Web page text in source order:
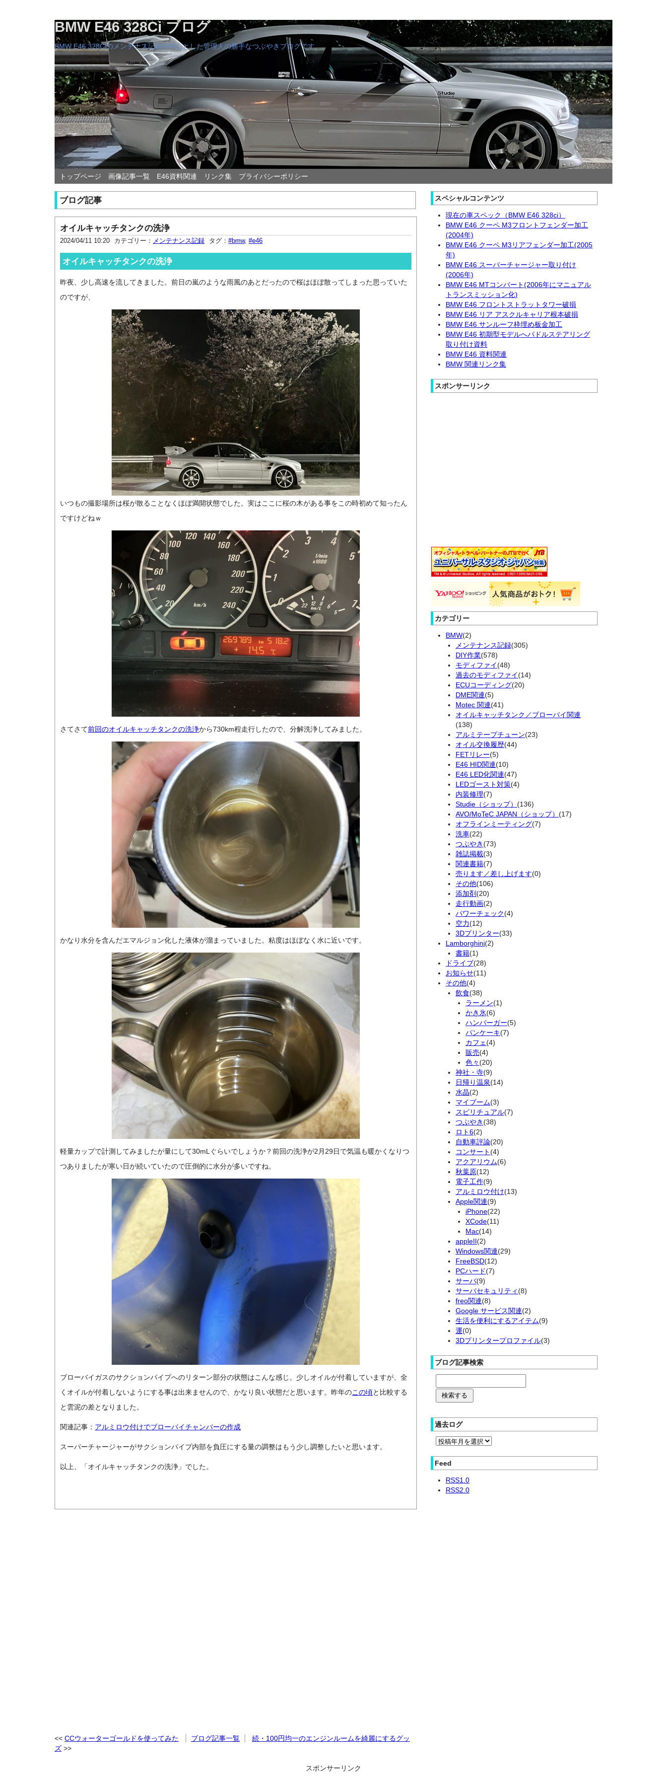
BMW E46 328Ci ブログ
BMW E46 328Ciのメンテナス記録を中心とした管理人の勝手なつぶやきブログです。
トップページ 画像記事一覧 E46資料関連 リンク集 プライバシーポリシー
ブログ記事
オイルキャッチタンクの洗浄
2024/04/11 10:20 カテゴリー： メンテナンス記録 タグ： #bmw, #e46
オイルキャッチタンクの洗浄
昨夜、少し高速を流してきました。前日の嵐のような雨風のあとだったので桜はほぼ散ってしまった思っていた
のですが、
いつもの撮影場所は桜が散ることなくほぼ満開状態でした。実はここに桜の木がある事をこの時初めて知ったん
ですけどねｗ
さてさて前回のオイルキャッチタンクの洗浄から730km程走行したので、分解洗浄してみました。
かなり水分を含んだエマルジョン化した液体が溜まっていました。粘度はほぼなく水に近いです。
軽量カップで計測してみましたが量にして30mLぐらいでしょうか？前回の洗浄が2月29日で気温も暖かくなりつ
つありましたが寒い日が続いていたので圧倒的に水分が多いですね。
ブローバイガスのサクションパイプへのリターン部分の状態はこんな感じ。少しオイルが付着していますが、全
くオイルが付着しないようにする事は出来ませんので、かなり良い状態だと思います。昨年のこの頃と比較する
と雲泥の差となりました。
関連記事： アルミロウ付けでブローバイチャンバーの作成
スーパーチャージャーがサクションパイプ内部を負圧にする量の調整はもう少し調整したいと思います。
以上、「オイルキャッチタンクの洗浄」でした。
CCウォーターゴールドを使ってみた ブログ記事一覧
続・100円均一のエンジンルームを綺麗にするグッ
ズ
スペシャルコンテンツ
現在の車スペック（BMW E46 328ci）
BMW E46 クーペ M3フロントフェンダー加工
(2004年)
BMW E46 クーペ M3リアフェンダー加工(2005
年)
BMW E46 スーパーチャージャー取り付け
(2006年)
BMW E46 MTコンバート(2006年にマニュアル
トランスミッション化)
BMW E46 フロントストラットタワー破損
BMW E46 リア アスクルキャリア根本破損
BMW E46 サンルーフ枠埋め板金加工
BMW E46 初期型モデルへパドルステアリング
取り付け資料
BMW E46 資料関連
BMW 関連リンク集
スポンサーリンク
カテゴリー
BMW(2)
メンテナンス記録(305)
DIY作業(578)
モディファイ(48)
過去のモディファイ(14)
ECUコーディング(20)
DME関連(5)
Motec 関連(41)
オイルキャッチタンク／ブローバイ関連
(138)
アルミテープチューン(23)
オイル交換履歴(44)
FETリレー(5)
E46 HID関連(10)
E46 LED化関連(47)
LEDゴースト対策(4)
内装修理(7)
Studie（ショップ） (136)
AVO/MoTeC JAPAN（ショップ） (17)
オフラインミーティング(7)
洗車(22)
つぶやき(73)
雑誌掲載(3)
関連書籍(7)
売ります／差し上げます(0)
その他(106)
添加剤(20)
走行動画(2)
パワーチェック(4)
空力(12)
3Dプリンター(33)
Lamborghini(2)
書籍(1)
ドライブ(28)
お知らせ(11)
その他(4)
飲食(38)
ラーメン(1)
かき氷(6)
ハンバーガー(5)
パンケーキ(7)
カフェ(4)
販売(4)
色々(20)
神社・寺(9)
日帰り温泉(14)
水晶(2)
マイブーム(3)
スピリチュアル(7)
つぶやき(38)
ロト6(2)
自動車評論(20)
コンサート(4)
アクアリウム(6)
秋葉原(12)
電子工作(9)
アルミロウ付け(13)
Apple関連(9)
iPhone(22)
XCode(11)
Mac(14)
appleII(2)
Windows関連(29)
FreeBSD(12)
PCハード(7)
サーバ(9)
サーバセキュリティ(8)
freo関連(8)
Google サービス関連(2)
生活を便利にするアイテム(9)
運(0)
3Dプリンタープロファイル(3)
ブログ記事検索
過去ログ
Feed
RSS1.0
RSS2.0
スポンサーリンク